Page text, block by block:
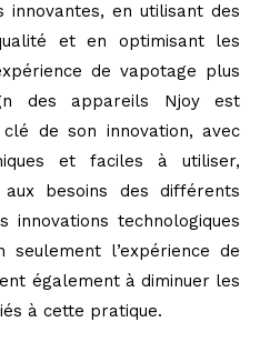
innovantes, en utilisant des
et en optimisant les
de vapotage plus
des appareils Njoy est
de son innovation, avec
et faciles à utiliser,
besoins des différents
innovations technologiques
l’expérience de
également à diminuer les
à cette pratique.